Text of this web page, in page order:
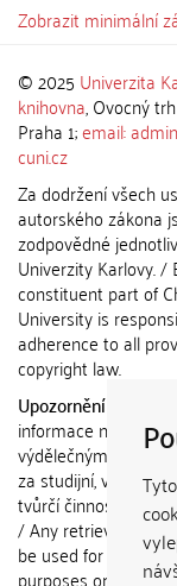
Zobrazit minimální
© 2025 Univerzita
knihovna, Ovocný
Praha 1;email:
cuni.cz
Za dodržení všech
autorského zákona
zodpovědné
Univerzity Karlovy. /
constituent part of
University is
adherence to all
copyright law.
Upozornění / Notice:
informace
výdělečným účelům
za studijní,
tvůrčí činnost jiné
/ Any retrieved
be used for any
purposes or